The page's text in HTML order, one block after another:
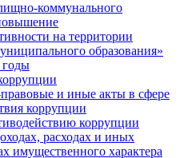
коммунального
на территории
образования»
годы
и иные акты в сфере
коррупции
коррупции
расходах и иных
имущественного характера